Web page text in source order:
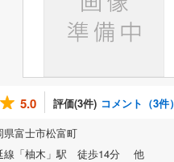
5.0 評価(3件) コメント（3件）
県富士市松富町
線「柚木」駅 徒歩14分 他